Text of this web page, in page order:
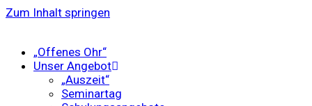
Zum Inhalt springen
„Offenes Ohr“
Unser Angebot
„Auszeit“
Seminartag